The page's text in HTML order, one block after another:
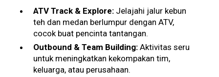
ATV Track & Explore:Jelajahi jalur kebun
teh dan medan berlumpur dengan ATV,
cocok buat pencinta tantangan.
Outbound & Team Building:Aktivitas seru
untuk meningkatkan kekompakan tim,
keluarga, atau perusahaan.